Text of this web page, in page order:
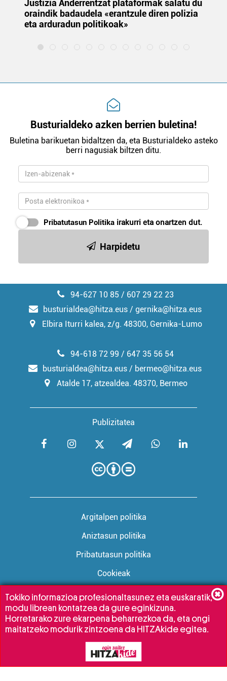
Justizia Anderrentzat plataformak salatu du
oraindik badaudela «erantzule diren polizia
eta arduradun politikoak»
Busturialdeko azken berrien buletina!
Buletina barikuetan bidaltzen da, eta Busturialdeko asteko
berri nagusiak biltzen ditu.
Pribatutasun Politika irakurri eta onartzen dut.
Harpidetu
94-627 10 85 / 607 29 22 23
busturialdea@hitza.eus / gernika@hitza.eus
Elbira Iturri kalea, z/g. 48300, Gernika-Lumo
Publizitatea
94-618 72 99 / 647 35 56 54
busturialdea@hitza.eus / bermeo@hitza.eus
Atalde 17, atzealdea. 48370, Bermeo
Argitalpen politika
Aniztasun politika
Pribatutasun politika
Cookieak
Babesleak:
Tokiko informazioa profesionaltasunez eta euskaratik,
modu librean kontatzea da gure eginkizuna.
Horretarako zure ekarpena beharrezkoa da, eta ongi
maitatzeko modurik zintzoena da HITZAkide egitea.